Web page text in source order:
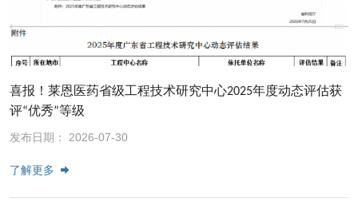
喜报！莱恩医药省级工程技术研究中心2025年度动态评估获
评“优秀”等级
发布日期： 2026-07-30
了解更多